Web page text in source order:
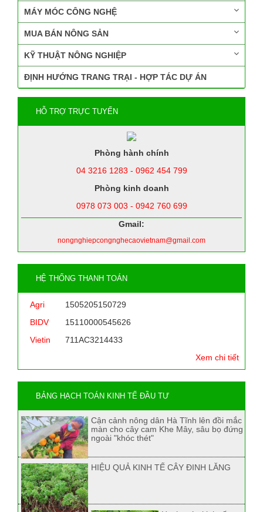
MÁY MÓC CÔNG NGHỆ
MUA BÁN NÔNG SẢN
KỸ THUẬT NÔNG NGHIỆP
ĐỊNH HƯỚNG TRANG TRẠI - HỢP TÁC DỰ ÁN
HỖ TRỢ TRỰC TUYẾN
Phòng hành chính
04 3216 1283 - 0962 454 799
Phòng kinh doanh
0978 073 003 - 0942 760 699
Gmail:
nongnghiepcongnghecaovietnam@gmail.com
HỆ THỐNG THANH TOÁN
Agri
1505205150729
BIDV
15110000545626
Vietin
711AC3214433
Xem chi tiết
BẢNG HẠCH TOÁN KINH TẾ ĐẦU TƯ
Cận cảnh nông dân Hà Tĩnh lên đồi mắc
màn cho cây cam Khe Mây, sâu bọ đứng
ngoài "khóc thét"
HIỆU QUẢ KINH TẾ CÂY ĐINH LĂNG